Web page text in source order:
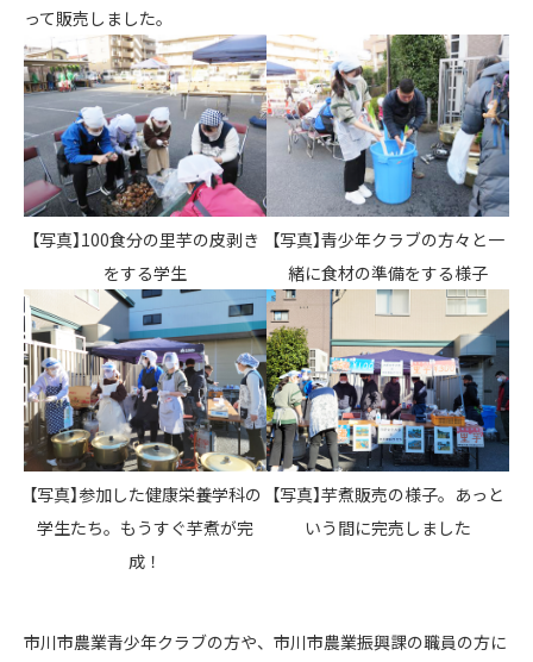
って販売しました。
【写真】100食分の里芋の皮剥き
をする学生
【写真】青少年クラブの方々と一
緒に食材の準備をする様子
【写真】参加した健康栄養学科の
学生たち。もうすぐ芋煮が完
成！
【写真】芋煮販売の様子。あっと
いう間に完売しました
市川市農業青少年クラブの方や、市川市農業振興課の職員の方に